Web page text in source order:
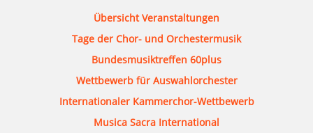
Übersicht Veranstaltungen
Tage der Chor- und Orchestermusik
Bundesmusiktreffen 60plus
Wettbewerb für Auswahlorchester
Internationaler Kammerchor-Wettbewerb
Musica Sacra International